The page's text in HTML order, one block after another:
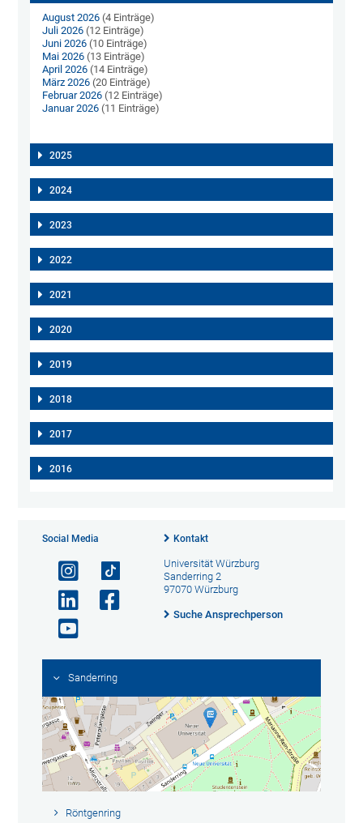
August 2026 (4 Einträge)
Juli 2026 (12 Einträge)
Juni 2026 (10 Einträge)
Mai 2026 (13 Einträge)
April 2026 (14 Einträge)
März 2026 (20 Einträge)
Februar 2026 (12 Einträge)
Januar 2026 (11 Einträge)
2025
2024
2023
2022
2021
2020
2019
2018
2017
2016
Social Media Kontakt
Universität Würzburg
Sanderring 2
97070 Würzburg
Suche Ansprechperson
Sanderring
Röntgenring